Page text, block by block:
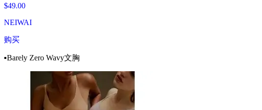
$49.00
NEIWAI
购买
▪️Barely Zero Wavy文胸